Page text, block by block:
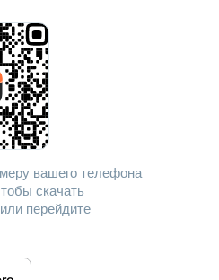
вашего телефона
скачать
перейдите